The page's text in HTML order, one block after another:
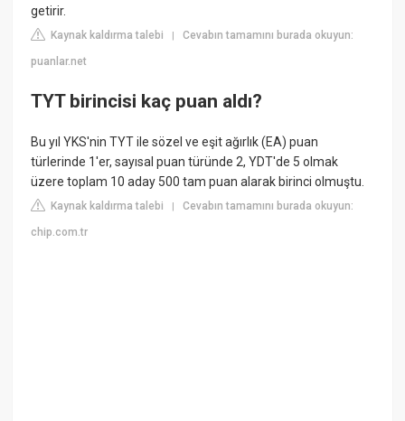
getirir.
Kaynak kaldırma talebi |Cevabın tamamını burada okuyun:
puanlar.net
TYT birincisi kaç puan aldı?
Bu yıl YKS'nin TYT ile sözel ve eşit ağırlık (EA) puan
türlerinde 1'er, sayısal puan türünde 2, YDT'de 5 olmak
üzere toplam 10 aday 500 tam puan alarak birinci olmuştu.
Kaynak kaldırma talebi |Cevabın tamamını burada okuyun:
chip.com.tr